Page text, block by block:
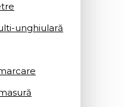
unghiulară